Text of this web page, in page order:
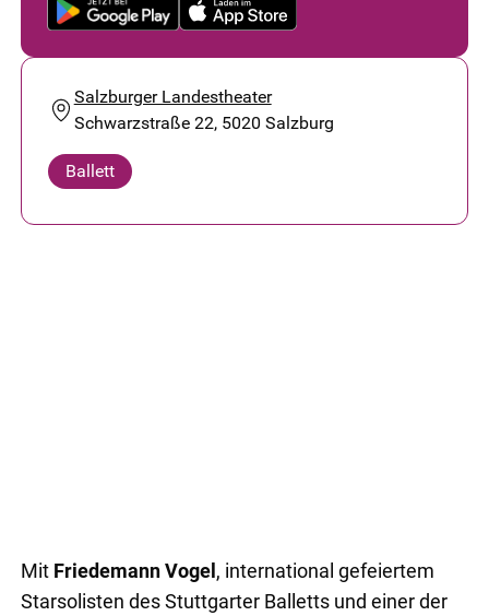
Salzburger Landestheater
Schwarzstraße 22, 5020 Salzburg
Ballett
Mit Friedemann Vogel , international gefeiertem
Starsolisten des Stuttgarter Balletts und einer der